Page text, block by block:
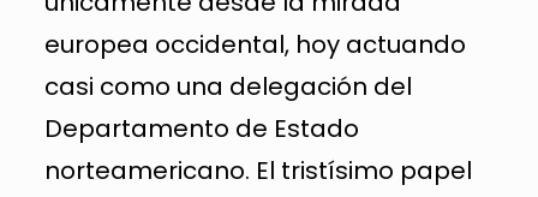
europea occidental, hoy actuando
casi como una delegación del
Departamento de Estado
norteamericano. El tristísimo papel